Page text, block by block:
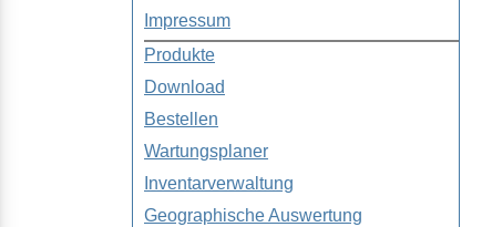
Impressum
Produkte
Download
Bestellen
Wartungsplaner
Inventarverwaltung
Geographische Auswertung